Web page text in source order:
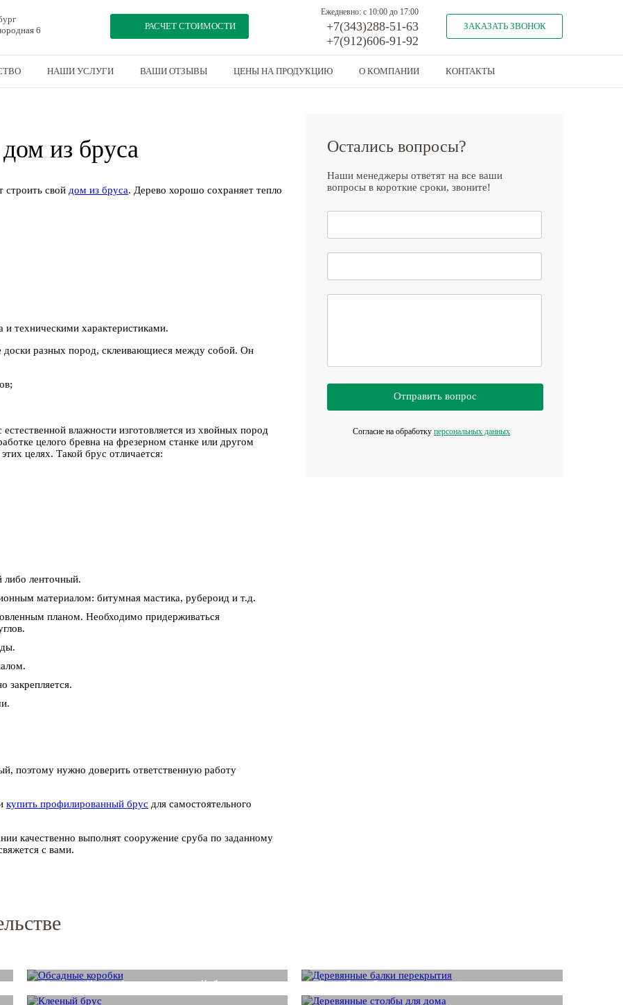
6
РАСЧЕТ СТОИМОСТИ
Ежедневно: с 10:00 до 17:00
+7(343)288-51-63
+7(912)606-91-92
ЗАКАЗАТЬ ЗВОНОК
НАШИ УСЛУГИ ВАШИ ОТЗЫВЫ ЦЕНЫ НА ПРОДУКЦИЮ О КОМПАНИИ КОНТАКТЫ
из бруса
строить свой дом из бруса. Дерево хорошо сохраняет тепло
техническими характеристиками.
доски разных пород, склеивающиеся между собой. Он
влажности изготовляется из хвойных пород
целого бревна на фрезерном станке или другом
целях. Такой брус отличается:
либо ленточный.
материалом: битумная мастика, рубероид и т.д.
планом. Необходимо придерживаться
закрепляется.
поэтому нужно доверить ответственную работу
купить профилированный брус для самостоятельного
качественно выполнят сооружение сруба по заданному
с вами.
Остались вопросы?
Наши менеджеры ответят на все ваши
вопросы в короткие сроки, звоните!
Отправить вопрос
Согласие на обработку персональных данных
Клееный профилированный брус Столб из бруса